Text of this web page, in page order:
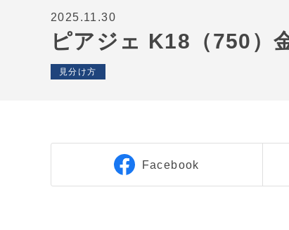
2025.11.30
ピアジェ K18（750）
見分け方
Facebook